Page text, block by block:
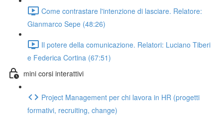
Come contrastare l'intenzione di lasciare. Relatore:
Gianmarco Sepe (48:26)
Il potere della comunicazione. Relatori: Luciano Tiberi
e Federica Cortina (67:51)
mini corsi interattivi
Project Management per chi lavora in HR (progetti
formativi, recruiting, change)